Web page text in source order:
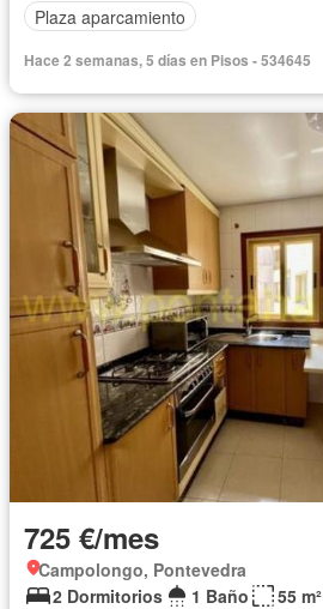
Plaza aparcamiento
Hace 2 semanas, 5 días en Pisos - 534645
725 €/mes
Campolongo, Pontevedra
2 Dormitorios
1 Baño 55 m²